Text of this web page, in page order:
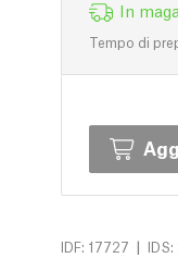
In
Tempo di
IDF: 17727 |